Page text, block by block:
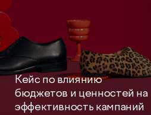
Кейс по влиянию
бюджетов и ценностей на
эффективность кампаний